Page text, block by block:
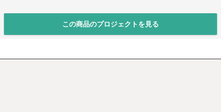
この商品のプロジェクトを見る